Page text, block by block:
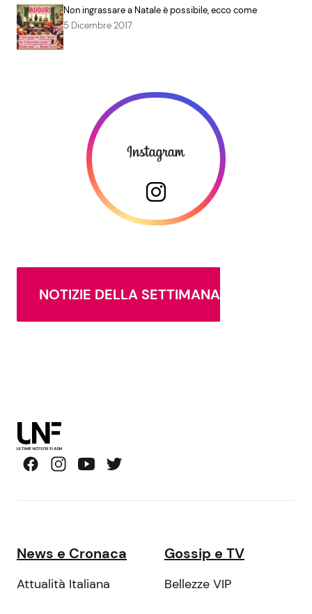
Non ingrassare a Natale è possibile, ecco come
5 Dicembre 2017
NOTIZIE DELLA SETTIMANA
News e Cronaca
Attualità Italiana
Gossip e TV
Bellezze VIP